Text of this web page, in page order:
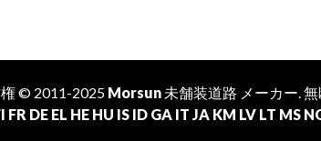
© 2011-2025 Morsun未舗装道路 メーカー.
FR DE EL HE HU IS ID GA IT JA KM LV LT MS